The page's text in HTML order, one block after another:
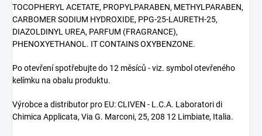
TOCOPHERYL ACETATE, PROPYLPARABEN, METHYLPARABEN,
CARBOMER SODIUM HYDROXIDE, PPG-25-LAURETH-25,
DIAZOLDINYL UREA, PARFUM (FRAGRANCE),
PHENOXYETHANOL. IT CONTAINS OXYBENZONE.
Po otevření spotřebujte do 12 měsíců - viz. symbol otevřeného
kelímku na obalu produktu.
Výrobce a distributor pro EU: CLIVEN - L.C.A. Laboratori di
Chimica Applicata, Via G. Marconi, 25, 208 12 Limbiate, Italia.